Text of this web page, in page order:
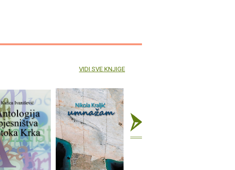
VIDI SVE KNJIGE